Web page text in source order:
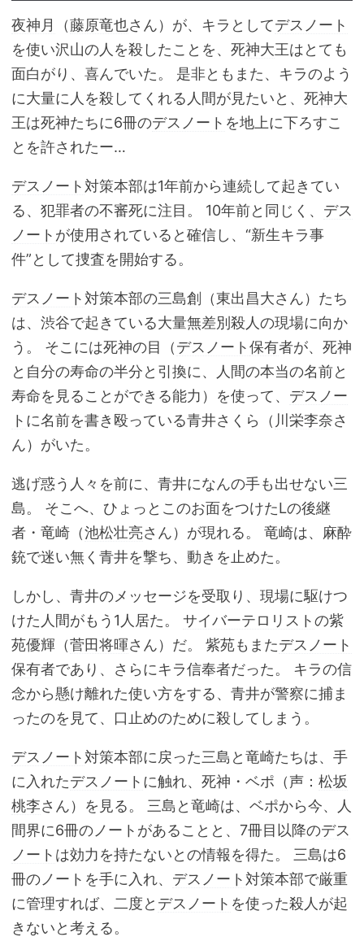
夜神月 （藤原竜也さん）が、キラとしてデスノート
を使い沢山の人を殺したことを、死神大王はとても
面白がり、喜んでいた。 是非ともまた、キラのよう
に大量に人を殺してくれる人間が見たいと、死神大
王は死神たちに6冊のデスノート を地上に下ろすこ
とを許されたー…
デスノート 対策本部は1年前から連続して起きてい
る、犯罪者の不審死に注目。 10年前と同じく、 デス
ノート が使用されていると確信し、“新生キラ事
件”として捜査を開始する。
デスノート 対策本部の三島創（東出昌大さん）たち
は、渋谷で起きている大量無差別殺人の現場に向か
う。 そこには死神の目（デスノート保有者が、死神
と自分の寿命の半分と引換に、人間の本当の名前と
寿命を見ることができる能力）を使って、 デスノー
ト に名前を書き殴っている青井さくら（ 川栄李奈さ
ん）がいた。
逃げ惑う人々を前に、青井になんの手も出せない三
島。 そこへ、ひょっとこのお面をつけたLの後継
者・竜崎（池松壮亮さん）が現れる。 竜崎は、麻酔
銃で迷い無く青井を撃ち、動きを止めた。
しかし、青井のメッセージを受取り、現場に駆けつ
けた人間がもう1人居た。 サイバーテロリストの紫
苑優輝（菅田将暉さん）だ。 紫苑もまたデスノート
保有者であり、さらにキラ信奉者だった。 キラの信
念から懸け離れた使い方をする、青井が警察に捕ま
ったのを見て、口止めのために殺してしまう。
デスノート 対策本部に戻った三島と竜崎たちは、手
に入れたデスノート に触れ、死神・ベポ（声： 松坂
桃李さん）を見る。 三島と竜崎は、ベポから今、人
間界に6冊のノートがあることと、7冊目以降のデス
ノート は効力を持たないとの情報を得た。 三島は6
冊のノートを手に入れ、 デスノート 対策本部で厳重
に管理すれば、二度と デスノート を使った殺人が起
きないと考える。